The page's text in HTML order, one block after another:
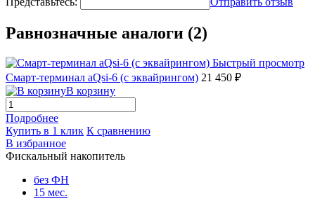
Равнозначные аналоги (2)
Быстрый просмотр
Смарт-терминал aQsi-6 (с эквайрингом) 21 450 ₽
В корзину
Подробнее
Купить в 1 клик К сравнению
В избранное
Фискальный накопитель
без ФН
15 мес.